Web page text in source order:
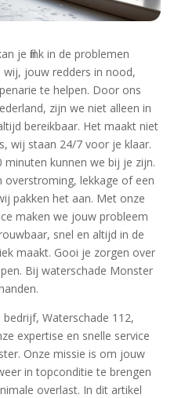
je flink in de problemen
wij, jouw redders in nood,
te helpen.​ Door ons
zijn we niet alleen in
bereikbaar.​ Het maakt niet
wij staan 24/7 voor je klaar.​
minuten kunnen we bij je zijn.​
overstroming, lekkage of een
pakken het aan.​ Met onze
maken we jouw probleem
snel en altijd in de
maakt.​ Gooi je zorgen over
Bij waterschade Monster
Waterschade 112,
expertise en snelle service
Onze missie is om jouw
in topconditie te brengen
overlast.​ In dit artikel